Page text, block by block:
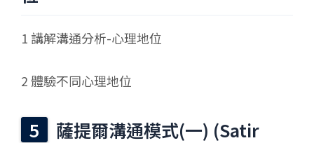
1 講解溝通分析-心理地位
2 體驗不同心理地位
薩提爾溝通模式(一) (Satir